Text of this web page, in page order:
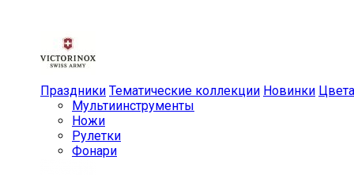
Праздники Тематические коллекции Новинки Цвета
Мульти­инструменты
Ножи
Рулетки
Фонари